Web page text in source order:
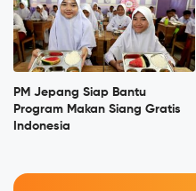
PM Jepang Siap Bantu
Program Makan Siang Gratis
Indonesia